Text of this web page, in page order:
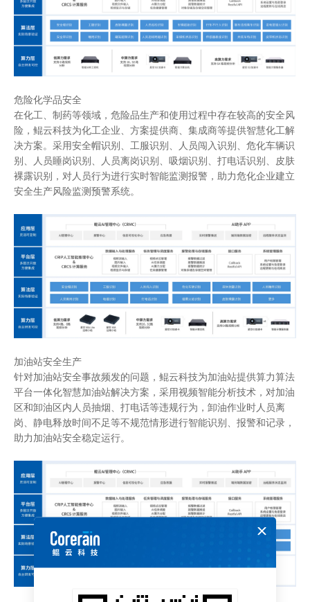
危险化学品安全
在化工、制药等领域，危险品生产和使用过程中存在较高的安全风
险，鲲云科技为化工企业、方案提供商、集成商等提供智慧化工解
决方案。采用安全帽识别、工服识别、人员闯入识别、危化车辆识
别、人员睡岗识别、人员离岗识别、吸烟识别、打电话识别、皮肤
裸露识别，对人员行为进行实时智能监测报警，助力危化企业建立
安全生产风险监测预警系统。
加油站安全生产
针对加油站安全事故频发的问题，鲲云科技为加油站提供算力算法
平台一体化智慧加油站解决方案，采用视频智能分析技术，对加油
区和卸油区内人员抽烟、打电话等违规行为，卸油作业时人员离
岗、静电释放时间不足等不规范情形进行智能识别、报警和记录，
助力加油站安全稳定运行。